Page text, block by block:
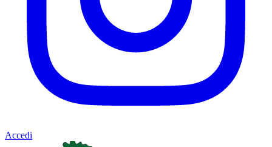
Accedi